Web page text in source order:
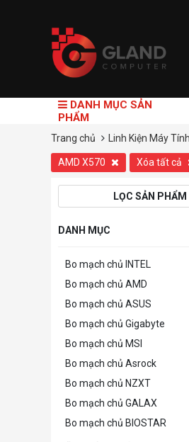
DANH MỤC SẢN
PHẨM
Trang chủ Linh Kiện Máy Tính
AMD X570 Xóa tất cả
LỌC SẢN PHẨM
DANH MỤC
Bo mạch chủ INTEL
Bo mạch chủ AMD
Bo mạch chủ ASUS
Bo mạch chủ Gigabyte
Bo mạch chủ MSI
Bo mạch chủ Asrock
Bo mạch chủ NZXT
Bo mạch chủ GALAX
Bo mạch chủ BIOSTAR